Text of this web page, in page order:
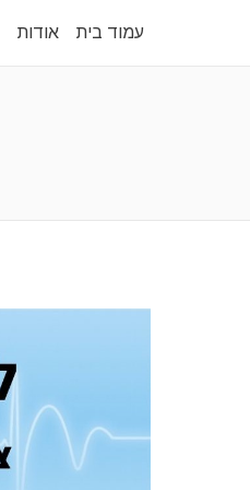
עמוד בית אודות